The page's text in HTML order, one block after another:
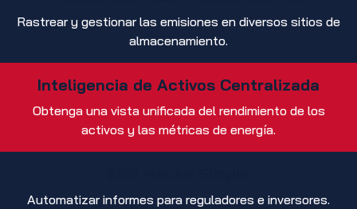
Rastrear y gestionar las emisiones en diversos sitios de
almacenamiento.
Inteligencia de Activos Centralizada
Obtenga una vista unificada del rendimiento de los
activos y las métricas de energía.
Automatizar informes para reguladores e inversores.